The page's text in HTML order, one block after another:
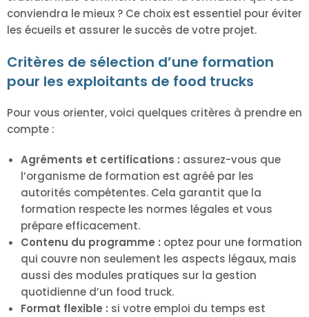
conviendra le mieux ? Ce choix est essentiel pour éviter
les écueils et assurer le succès de votre projet.
Critères de sélection d’une formation
pour les exploitants de food trucks
Pour vous orienter, voici quelques critères à prendre en
compte :
Agréments et certifications : assurez-vous que
l’organisme de formation est agréé par les
autorités compétentes. Cela garantit que la
formation respecte les normes légales et vous
prépare efficacement.
Contenu du programme : optez pour une formation
qui couvre non seulement les aspects légaux, mais
aussi des modules pratiques sur la gestion
quotidienne d’un food truck.
Format flexible : si votre emploi du temps est